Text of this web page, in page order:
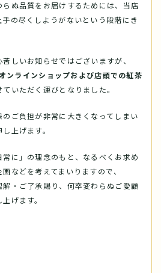
ぬ品質をお届けするためには、当店
の尽くしようがないという段階にき
しいお知らせではございますが、
ンラインショップおよび店頭での紅茶
ていただく運びとなりました。
ご負担が非常に大きくなってしまい
上げます。
に」の理念のもと、なるべくお求め
などを考えてまいりますので、
・ご了承賜り、何卒変わらぬご愛顧
げます。